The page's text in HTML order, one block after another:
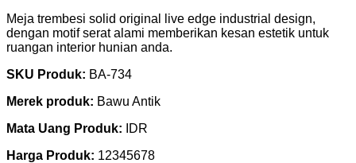
Meja trembesi solid original live edge industrial design,
dengan motif serat alami memberikan kesan estetik untuk
ruangan interior hunian anda.
SKU Produk: BA-734
Merek produk: Bawu Antik
Mata Uang Produk:
IDR
Harga Produk: 12345678